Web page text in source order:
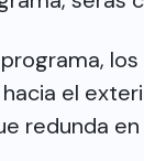
el
redunda